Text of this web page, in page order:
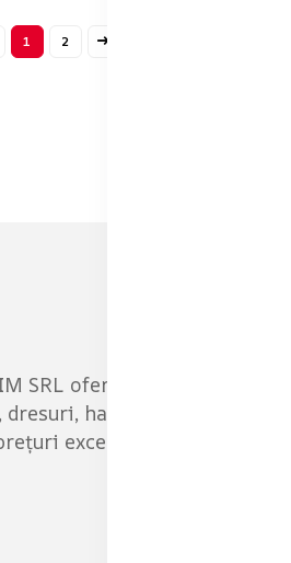
1 2
SRL oferă o gamă variată
haine pentru femei,
excelente pentru